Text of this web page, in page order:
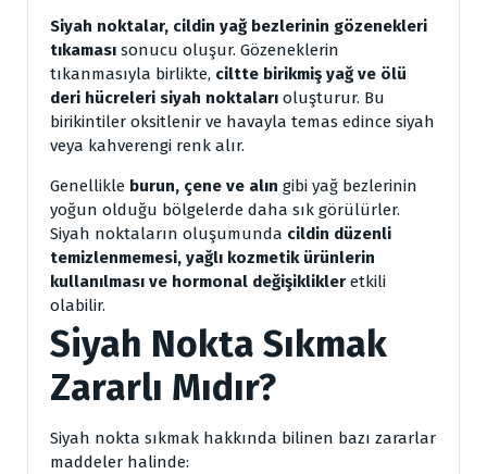
Siyah noktalar, cildin yağ bezlerinin gözenekleri
tıkaması sonucu oluşur. Gözeneklerin
tıkanmasıyla birlikte, ciltte birikmiş yağ ve ölü
deri hücreleri siyah noktaları oluşturur. Bu
birikintiler oksitlenir ve havayla temas edince siyah
veya kahverengi renk alır.
Genellikle burun, çene ve alın gibi yağ bezlerinin
yoğun olduğu bölgelerde daha sık görülürler.
Siyah noktaların oluşumunda cildin düzenli
temizlenmemesi, yağlı kozmetik ürünlerin
kullanılması ve hormonal değişiklikler etkili
olabilir.
Siyah Nokta Sıkmak
Zararlı Mıdır?
Siyah nokta sıkmak hakkında bilinen bazı zararlar
maddeler halinde: